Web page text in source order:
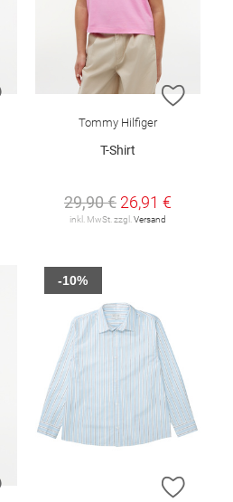
ZUR WUNSCHLISTE HINZUFÜGEN
ZUR
Tommy Hilfiger
T-Shirt
29,90 € 26,91 €
inkl. MwSt. zzgl. Versand
ZUR WUNSCHLISTE HINZUFÜGEN
ZUR
-10%